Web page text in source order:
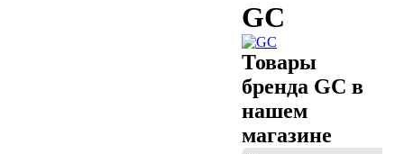
GC
Товары
бренда GC в
нашем
магазине